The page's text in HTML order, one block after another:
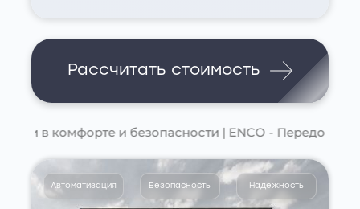
Рассчитать стоимость
Надёжность
Безопасность
Автоматизация
комфорте и безопасности | ENCO - Передовые